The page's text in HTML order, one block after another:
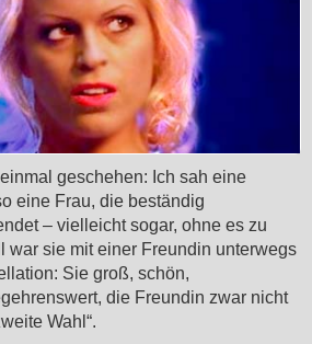
geschehen: Ich sah eine
eine Frau, die beständig
– vielleicht sogar, ohne es zu
war sie mit einer Freundin unterwegs
Sie groß, schön,
die Freundin zwar nicht
Wahl“.